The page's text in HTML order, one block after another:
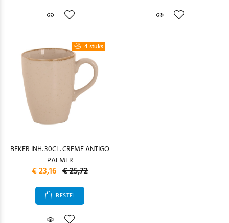
4 stuks
BEKER INH. 30CL. CREME ANTIGO
PALMER
€ 23,16 € 25,72
BESTEL